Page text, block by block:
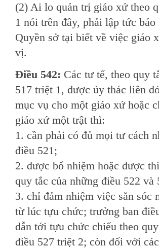
(2) Ai lo quản trị giáo xứ theo
1 nói trên đây, phải lập tức
Quyền sở tại biết về việc giáo
vị.
Ðiều 542: Các tư tế, theo quy
517 triệt 1, được ủy thác liên
mục vụ cho một giáo xứ hoặc
giáo xứ một trật thì:
1. cần phải có đủ mọi tư cách
điều 521;
2. được bổ nhiệm hoặc được
quy tắc của những điều 522 và
3. chỉ đảm nhiệm việc săn sóc
từ lúc tựu chức; trưởng ban
dẫn tới tựu chức chiếu theo
điều 527 triệt 2; còn đối với